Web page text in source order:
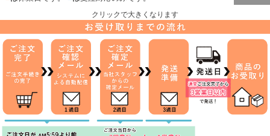
プへ
クリックで大きくなります